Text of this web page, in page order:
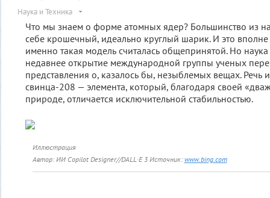
Наука и Техника
Что мы знаем о форме атомных ядер? Большинство из
себе крошечный, идеально круглый шарик. И это
именно такая модель считалась общепринятой. Но наука
недавнее открытие международной группы ученых
представления о, казалось бы, незыблемых вещах. Речь
свинца-208 — элемента, который, благодаря своей
природе, отличается исключительной стабильностью.
Иллюстрация
Автор: ИИ Copilot Designer//DALL·E 3 Источник:www.bing.com